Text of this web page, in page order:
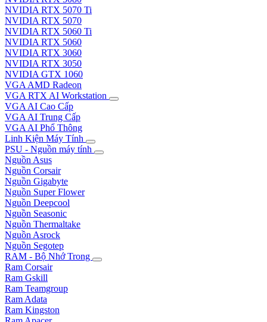
NVIDIA RTX 5070 Ti
NVIDIA RTX 5070
NVIDIA RTX 5060 Ti
NVIDIA RTX 5060
NVIDIA RTX 3060
NVIDIA RTX 3050
NVIDIA GTX 1060
VGA AMD Radeon
VGA RTX AI Workstation
VGA AI Cao Cấp
VGA AI Trung Cấp
VGA AI Phổ Thông
Linh Kiện Máy Tính
PSU - Nguồn máy tính
Nguồn Asus
Nguồn Corsair
Nguồn Gigabyte
Nguồn Super Flower
Nguồn Deepcool
Nguồn Seasonic
Nguồn Thermaltake
Nguồn Asrock
Nguồn Segotep
RAM - Bộ Nhớ Trong
Ram Corsair
Ram Gskill
Ram Teamgroup
Ram Adata
Ram Kingston